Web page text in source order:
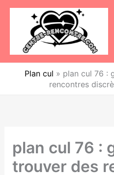
Aller
Plan cul » plan cul 76 :
rencontres
plan cul 76 :
trouver des